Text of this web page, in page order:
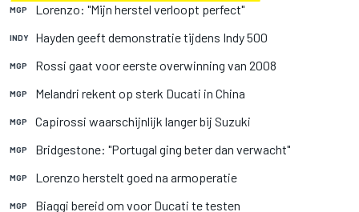
MGP Lorenzo: "Mijn herstel verloopt perfect"
INDY Hayden geeft demonstratie tijdens Indy 500
MGP Rossi gaat voor eerste overwinning van 2008
MGP Melandri rekent op sterk Ducati in China
MGP Capirossi waarschijnlijk langer bij Suzuki
MGP Bridgestone: "Portugal ging beter dan verwacht"
MGP Lorenzo herstelt goed na armoperatie
MGP Biaggi bereid om voor Ducati te testen